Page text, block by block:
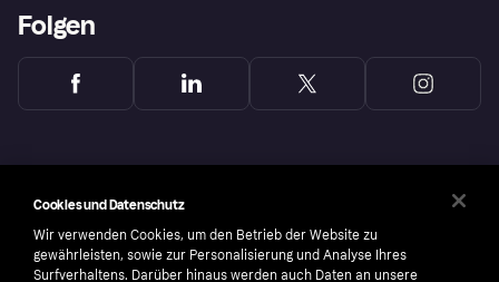
Folgen
Cookies und Datenschutz
Wir verwenden Cookies, um den Betrieb der Website zu
gewährleisten, sowie zur Personalisierung und Analyse Ihres
Surfverhaltens. Darüber hinaus werden auch Daten an unsere